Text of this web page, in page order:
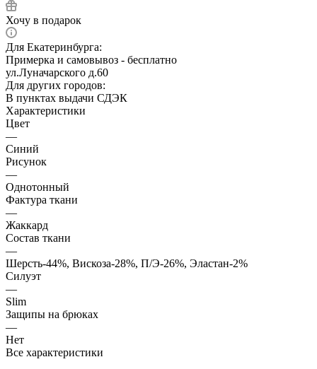
Хочу в подарок
Для Екатеринбурга:
Примерка и самовывоз - бесплатно
ул.Луначарского д.60
Для других городов:
В пунктах выдачи СДЭК
Характеристики
Цвет
—
Синий
Рисунок
—
Однотонный
Фактура ткани
—
Жаккард
Состав ткани
—
Шерсть-44%, Вискоза-28%, П/Э-26%, Эластан-2%
Силуэт
—
Slim
Защипы на брюках
—
Нет
Все характеристики